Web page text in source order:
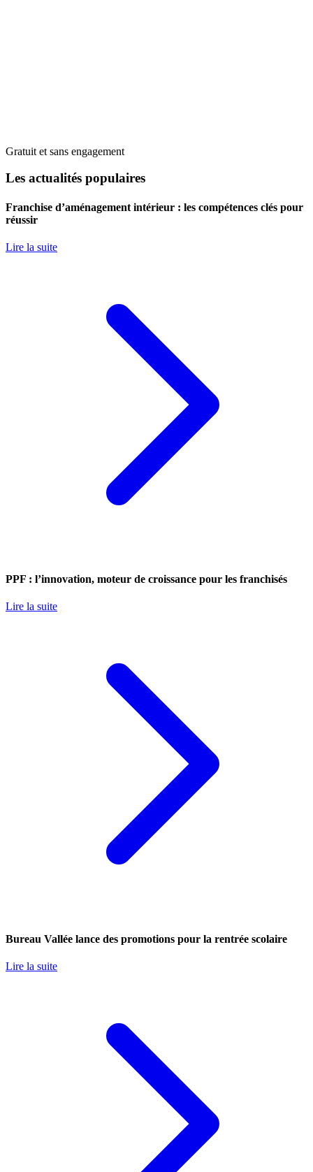
Gratuit et sans engagement
Les actualités populaires
Franchise d’aménagement intérieur : les compétences clés pour
réussir
Lire la suite
PPF : l’innovation, moteur de croissance pour les franchisés
Lire la suite
Bureau Vallée lance des promotions pour la rentrée scolaire
Lire la suite